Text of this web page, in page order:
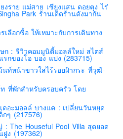
ยุฟุอิน นางาซากิ
งราย แม่สาย เชียงแสน ดอยตุง ไร่
Park ร้านเด็ดร้านดังมากัน
เลือกซื้อ ให้เหมาะกับการเดินทาง
ก : รีวิวคอมมูนิตี้มอลล์ใหม่ สไตส์
ของโอ บอง แปง (283715)
ท์หน้าขาวใสไร้รอยฝ้ากระ ที่วุฒิ-
ที่พักสำหรับครอบครัว โดย
ดอะมอลล์ บางแค : เปลี่ยนวันหยุด
ๆ (217576)
: The Houseful Pool Villa สุดยอด
ง (197362)